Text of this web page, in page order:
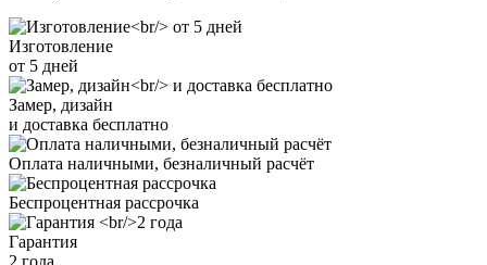
Изготовление
от 5 дней
Замер, дизайн
и доставка бесплатно
Оплата наличными, безналичный расчёт
Беспроцентная рассрочка
Гарантия
2 года